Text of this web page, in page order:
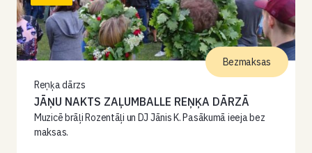
Reņķa dārzs
JĀŅU NAKTS ZAĻUMBALLE REŅĶA DĀRZĀ
Muzicē brāļi Rozentāļi un DJ Jānis K. Pasākumā ieeja bez
maksas.
Bezmaksas